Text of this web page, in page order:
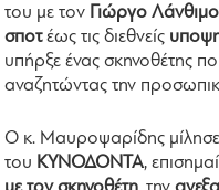
του με τον
Γιώργο Λάνθιμο
σποτέως τις διεθνείς
υπήρξε ένας σκηνοθέτης
αναζητώντας την
Ο κ. Μαυροψαρίδης μίλησε
του ΚΥΝΟΔΟΝΤΑ,